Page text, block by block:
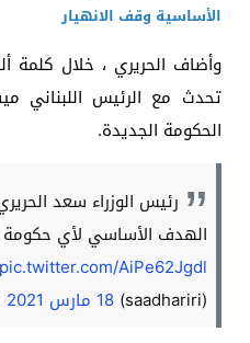
الأساسية وقف الانهيار
وأضاف الحريري ، خلال كلمة
تحدث مع الرئيس اللبناني
الحكومة الجديدة.
رئيس الوزراء سعد
الهدف الأساسي لأي حكومة
pic.twitter.com/AiPe62Jgdl
(saadhariri)
18 مارس 2021